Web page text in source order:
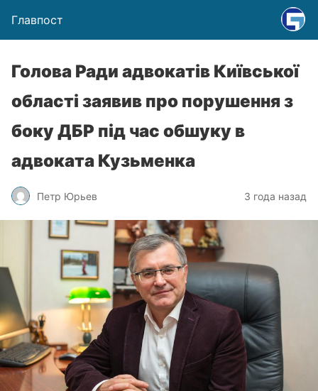
Главпост
Голова Ради адвокатів Київської
області заявив про порушення з
боку ДБР під час обшуку в
адвоката Кузьменка
Петр Юрьев 3 года назад